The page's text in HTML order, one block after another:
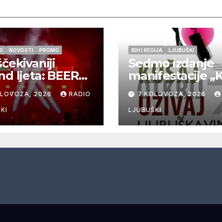
NOVOSTI PROMO
ljeta: BEER
Ljubuški 8. i
2026 RADIO
BIH I REGIJA LJUBUŠKI
Sedmo izdanje
manifestacije
ljubuška vina“
donosi
vina,
glazbu
7 KOLOVOZA, 2026
LJUBUŠKI